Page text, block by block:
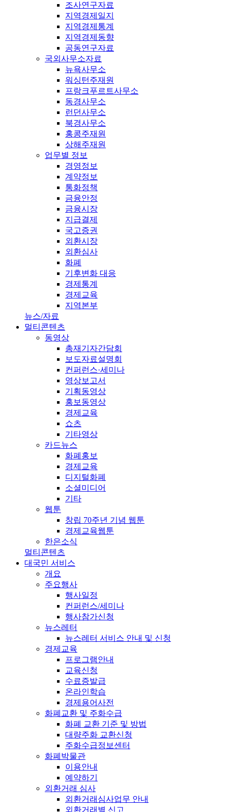
조사연구자료
지역경제일지
지역경제통계
지역경제동향
공동연구자료
국외사무소자료
뉴욕사무소
워싱턴주재원
프랑크푸르트사무소
동경사무소
런던사무소
북경사무소
홍콩주재원
상해주재원
업무별 정보
경영정보
계약정보
통화정책
금융안정
금융시장
지급결제
국고증권
외환시장
외환심사
화폐
기후변화 대응
경제통계
경제교육
지역본부
뉴스/자료
멀티콘텐츠
동영상
총재기자간담회
보도자료설명회
컨퍼런스·세미나
영상보고서
기획동영상
홍보동영상
경제교육
쇼츠
기타영상
카드뉴스
화폐홍보
경제교육
디지털화폐
소셜미디어
기타
웹툰
창립 70주년 기념 웹툰
경제교육웹툰
한은소식
멀티콘텐츠
대국민 서비스
개요
주요행사
행사일정
컨퍼런스/세미나
행사참가신청
뉴스레터
뉴스레터 서비스 안내 및 신청
경제교육
프로그램안내
교육신청
수료증발급
온라인학습
경제용어사전
화폐교환 및 주화수급
화폐 교환 기준 및 방법
대량주화 교환신청
주화수급정보센터
화폐박물관
이용안내
예약하기
외환거래 심사
외환거래심사업무 안내
외환거래별 신고